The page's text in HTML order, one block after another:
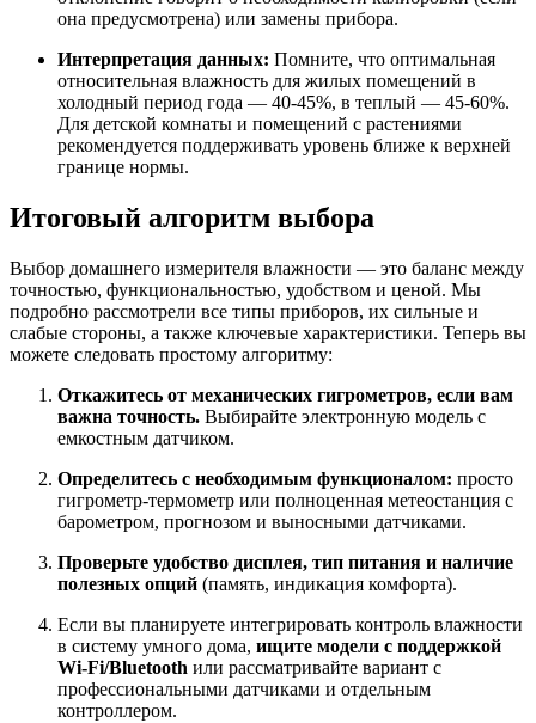
она предусмотрена) или замены прибора.
Интерпретация данных: Помните, что оптимальная
относительная влажность для жилых помещений в
холодный период года — 40-45%, в теплый — 45-60%.
Для детской комнаты и помещений с растениями
рекомендуется поддерживать уровень ближе к верхней
границе нормы.
Итоговый алгоритм выбора
Выбор домашнего измерителя влажности — это баланс между
точностью, функциональностью, удобством и ценой. Мы
подробно рассмотрели все типы приборов, их сильные и
слабые стороны, а также ключевые характеристики. Теперь вы
можете следовать простому алгоритму:
Откажитесь от механических гигрометров, если вам
важна точность. Выбирайте электронную модель с
емкостным датчиком.
Определитесь с необходимым функционалом: просто
гигрометр-термометр или полноценная метеостанция с
барометром, прогнозом и выносными датчиками.
Проверьте удобство дисплея, тип питания и наличие
полезных опций (память, индикация комфорта).
Если вы планируете интегрировать контроль влажности
в систему умного дома, ищите модели с поддержкой
Wi-Fi/Bluetooth или рассматривайте вариант с
профессиональными датчиками и отдельным
контроллером.